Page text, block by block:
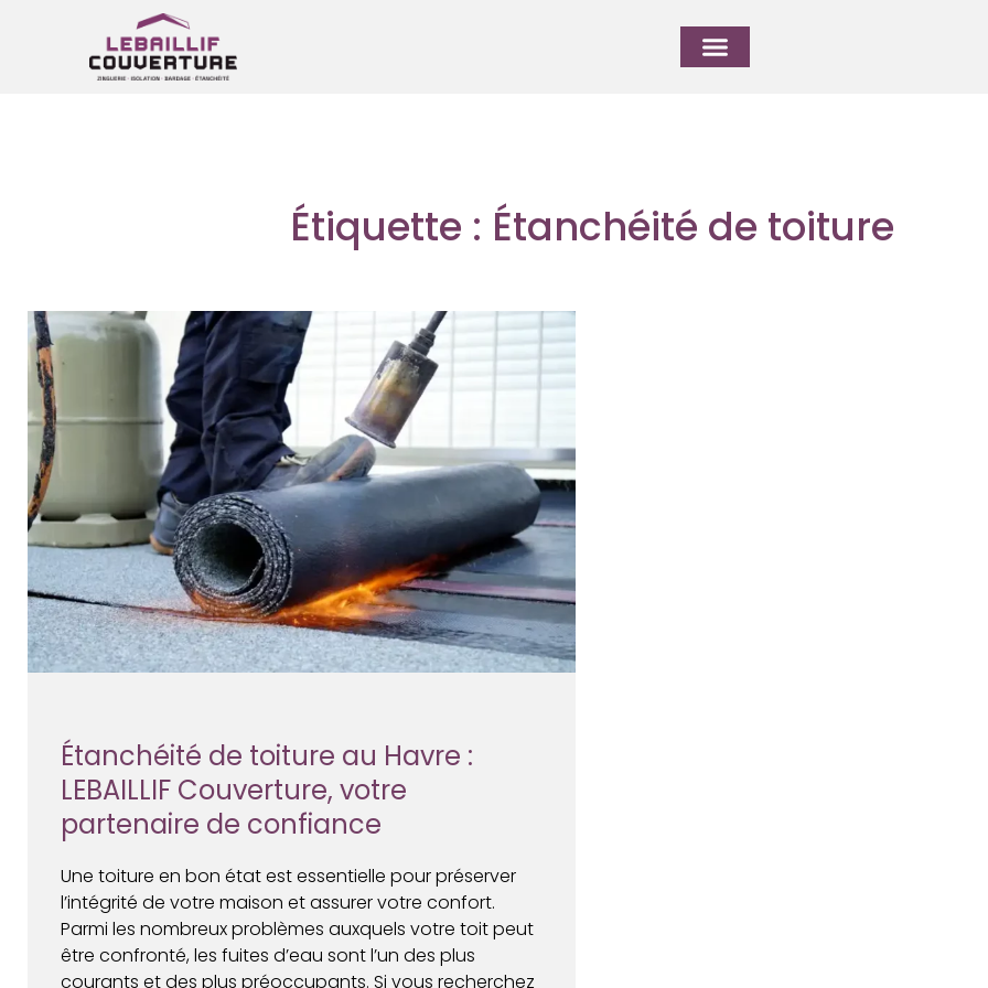
Étiquette : Étanchéité de toiture
Étanchéité de toiture au Havre :
LEBAILLIF Couverture, votre
partenaire de confiance
Une toiture en bon état est essentielle pour préserver
l’intégrité de votre maison et assurer votre confort.
Parmi les nombreux problèmes auxquels votre toit peut
être confronté, les fuites d’eau sont l’un des plus
courants et des plus préoccupants. Si vous recherchez